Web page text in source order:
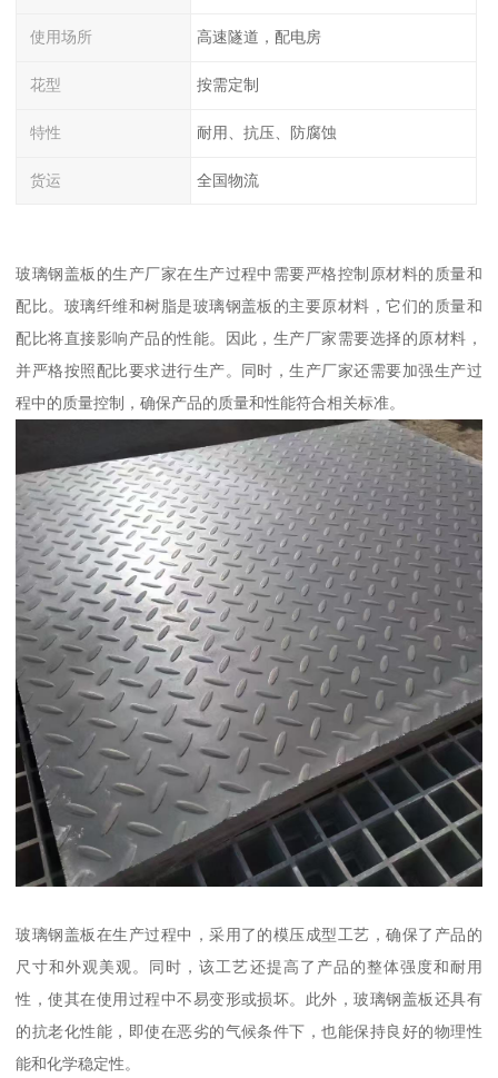
使用场所 高速隧道，配电房
花型 按需定制
特性 耐用、抗压、防腐蚀
货运 全国物流
玻璃钢盖板的生产厂家在生产过程中需要严格控制原材料的质量和
配比。玻璃纤维和树脂是玻璃钢盖板的主要原材料，它们的质量和
配比将直接影响产品的性能。因此，生产厂家需要选择的原材料，
并严格按照配比要求进行生产。同时，生产厂家还需要加强生产过
程中的质量控制，确保产品的质量和性能符合相关标准。
玻璃钢盖板在生产过程中，采用了的模压成型工艺，确保了产品的
尺寸和外观美观。同时，该工艺还提高了产品的整体强度和耐用
性，使其在使用过程中不易变形或损坏。此外，玻璃钢盖板还具有
的抗老化性能，即使在恶劣的气候条件下，也能保持良好的物理性
能和化学稳定性。